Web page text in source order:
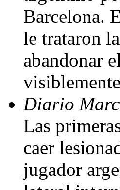
Barcelona.
le trataron
abandonar
Diario
Las
caer
jugador